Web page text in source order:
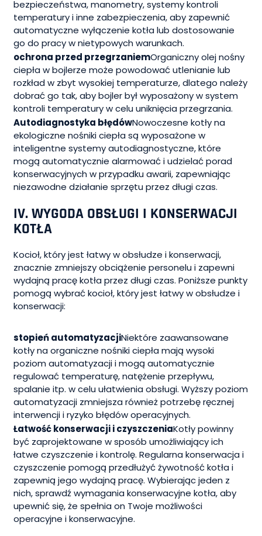
bezpieczeństwa, manometry, systemy kontroli
temperatury i inne zabezpieczenia, aby zapewnić
automatyczne wyłączenie kotła lub dostosowanie
go do pracy w nietypowych warunkach.
ochrona przed przegrzaniemOrganiczny olej nośny
ciepła w bojlerze może powodować utlenianie lub
rozkład w zbyt wysokiej temperaturze, dlatego należy
dobrać go tak, aby bojler był wyposażony w system
kontroli temperatury w celu uniknięcia przegrzania.
Autodiagnostyka błędówNowoczesne kotły na
ekologiczne nośniki ciepła są wyposażone w
inteligentne systemy autodiagnostyczne, które
mogą automatycznie alarmować i udzielać porad
konserwacyjnych w przypadku awarii, zapewniając
niezawodne działanie sprzętu przez długi czas.
IV. WYGODA OBSŁUGI I KONSERWACJI
KOTŁA
Kocioł, który jest łatwy w obsłudze i konserwacji,
znacznie zmniejszy obciążenie personelu i zapewni
wydajną pracę kotła przez długi czas. Poniższe punkty
pomogą wybrać kocioł, który jest łatwy w obsłudze i
konserwacji:
stopień automatyzacjiNiektóre zaawansowane
kotły na organiczne nośniki ciepła mają wysoki
poziom automatyzacji i mogą automatycznie
regulować temperaturę, natężenie przepływu,
spalanie itp. w celu ułatwienia obsługi. Wyższy poziom
automatyzacji zmniejsza również potrzebę ręcznej
interwencji i ryzyko błędów operacyjnych.
Łatwość konserwacji i czyszczeniaKotły powinny
być zaprojektowane w sposób umożliwiający ich
łatwe czyszczenie i kontrolę. Regularna konserwacja i
czyszczenie pomogą przedłużyć żywotność kotła i
zapewnią jego wydajną pracę. Wybierając jeden z
nich, sprawdź wymagania konserwacyjne kotła, aby
upewnić się, że spełnia on Twoje możliwości
operacyjne i konserwacyjne.